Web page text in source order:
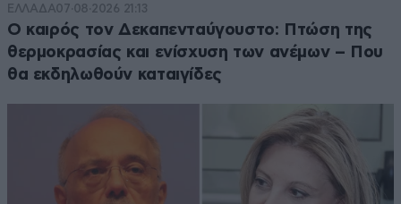
ΕΛΛΑΔΑ07·08·2026 21:13
Ο καιρός τον Δεκαπενταύγουστο: Πτώση της
θερμοκρασίας και ενίσχυση των ανέμων – Που
θα εκδηλωθούν καταιγίδες